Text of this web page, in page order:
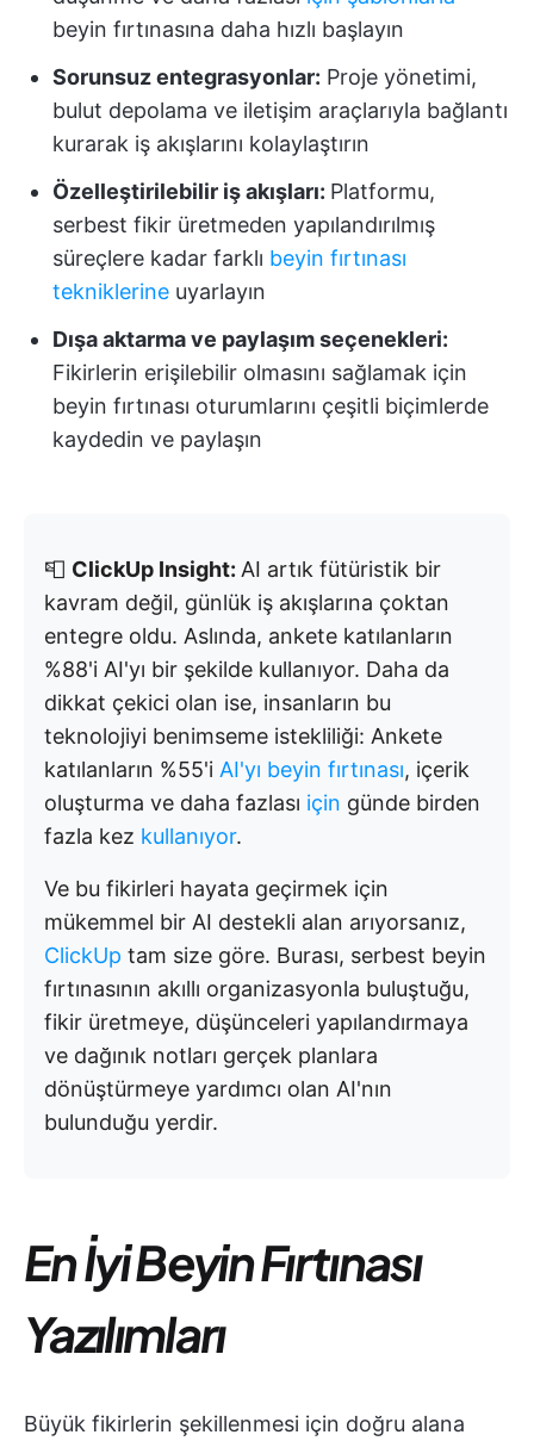
beyin fırtınasına daha hızlı başlayın
Sorunsuz entegrasyonlar: Proje yönetimi,
bulut depolama ve iletişim araçlarıyla bağlantı
kurarak iş akışlarını kolaylaştırın
Özelleştirilebilir iş akışları: Platformu,
serbest fikir üretmeden yapılandırılmış
süreçlere kadar farklı beyin fırtınası
tekniklerine uyarlayın
Dışa aktarma ve paylaşım seçenekleri:
Fikirlerin erişilebilir olmasını sağlamak için
beyin fırtınası oturumlarını çeşitli biçimlerde
kaydedin ve paylaşın
📮 ClickUp Insight: AI artık fütüristik bir
kavram değil, günlük iş akışlarına çoktan
entegre oldu. Aslında, ankete katılanların
%88'i AI'yı bir şekilde kullanıyor. Daha da
dikkat çekici olan ise, insanların bu
teknolojiyi benimseme istekliliği: Ankete
katılanların %55'i AI'yı beyin fırtınası, içerik
oluşturma ve daha fazlası için günde birden
fazla kez kullanıyor.
Ve bu fikirleri hayata geçirmek için
mükemmel bir AI destekli alan arıyorsanız,
ClickUp tam size göre. Burası, serbest beyin
fırtınasının akıllı organizasyonla buluştuğu,
fikir üretmeye, düşünceleri yapılandırmaya
ve dağınık notları gerçek planlara
dönüştürmeye yardımcı olan AI'nın
bulunduğu yerdir.
En İyi Beyin Fırtınası
Yazılımları
Büyük fikirlerin şekillenmesi için doğru alana